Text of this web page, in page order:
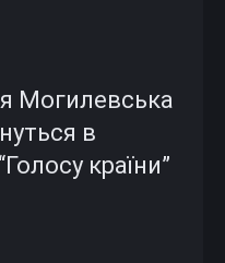
Могилевська
в
країни”